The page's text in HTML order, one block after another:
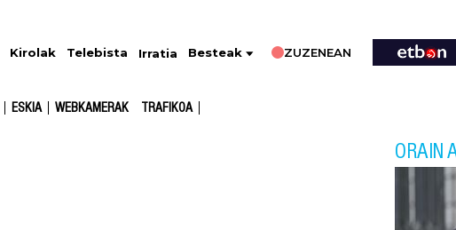
Kirolak Telebista Irratia Besteak ZUZENEAN
ESKIA WEBKAMERAK TRAFIKOA
ORAIN